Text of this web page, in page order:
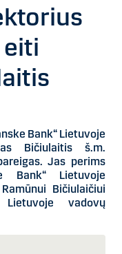
eiti
Bank“ Lietuvoje
Bičiulaitis š.m.
Jas perims
Bank“ Lietuvoje
Bičiulaičiui
Lietuvoje vadovų